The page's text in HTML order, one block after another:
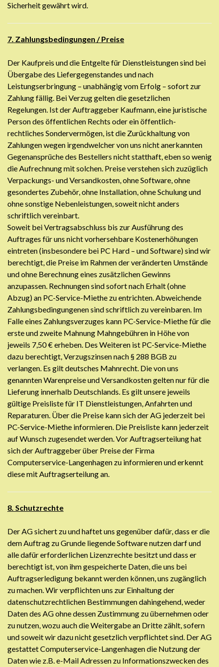
Sicherheit gewährt wird.
7. Zahlungsbedingungen / Preise
Der Kaufpreis und die Entgelte für Dienstleistungen sind bei
Übergabe des Liefergegenstandes und nach
Leistungserbringung – unabhängig vom Erfolg – sofort zur
Zahlung fällig. Bei Verzug gelten die gesetzlichen
Regelungen. Ist der Auftraggeber Kaufmann, eine juristische
Person des öffentlichen Rechts oder ein öffentlich-
rechtliches Sondervermögen, ist die Zurückhaltung von
Zahlungen wegen irgendwelcher von uns nicht anerkannten
Gegenansprüche des Bestellers nicht statthaft, eben so wenig
die Aufrechnung mit solchen. Preise verstehen sich zuzüglich
Verpackungs- und Versandkosten, ohne Software, ohne
gesondertes Zubehör, ohne Installation, ohne Schulung und
ohne sonstige Nebenleistungen, soweit nicht anders
schriftlich vereinbart.
Soweit bei Vertragsabschluss bis zur Ausführung des
Auftrages für uns nicht vorhersehbare Kostenerhöhungen
eintreten (insbesondere bei PC Hard – und Software) sind wir
berechtigt, die Preise im Rahmen der veränderten Umstände
und ohne Berechnung eines zusätzlichen Gewinns
anzupassen. Rechnungen sind sofort nach Erhalt (ohne
Abzug) an PC-Service-Miethe zu entrichten. Abweichende
Zahlungsbedingungenen sind schriftlich zu vereinbaren. Im
Falle eines Zahlungsverzuges kann PC-Service-Miethe für die
erste und zweite Mahnung Mahngebühren in Höhe von
jeweils 7,50 € erheben. Des Weiteren ist PC-Service-Miethe
dazu berechtigt, Verzugszinsen nach § 288 BGB zu
verlangen. Es gilt deutsches Mahnrecht. Die von uns
genannten Warenpreise und Versandkosten gelten nur für die
Lieferung innerhalb Deutschlands. Es gilt unsere jeweils
gültige Preisliste für IT Dienstleistungen, Anfahrten und
Reparaturen. Über die Preise kann sich der AG jederzeit bei
PC-Service-Miethe informieren. Die Preisliste kann jederzeit
auf Wunsch zugesendet werden. Vor Auftragserteilung hat
sich der Auftraggeber über Preise der Firma
Computerservice-Langenhagen zu informieren und erkennt
diese mit Auftragserteilung an.
8. Schutzrechte
Der AG sichert zu und haftet uns gegenüber dafür, dass er die
dem Auftrag zu Grunde liegende Software nutzen darf und
alle dafür erforderlichen Lizenzrechte besitzt und dass er
berechtigt ist, von ihm gespeicherte Daten, die uns bei
Auftragserledigung bekannt werden können, uns zugänglich
zu machen. Wir verpflichten uns zur Einhaltung der
datenschutzrechtlichen Bestimmungen dahingehend, weder
Daten des AG ohne dessen Zustimmung zu übernehmen oder
zu nutzen, wozu auch die Weitergabe an Dritte zählt, sofern
und soweit wir dazu nicht gesetzlich verpflichtet sind. Der AG
gestattet Computerservice-Langenhagen die Nutzung der
Daten wie z.B. e-Mail Adressen zu Informationszwecken des